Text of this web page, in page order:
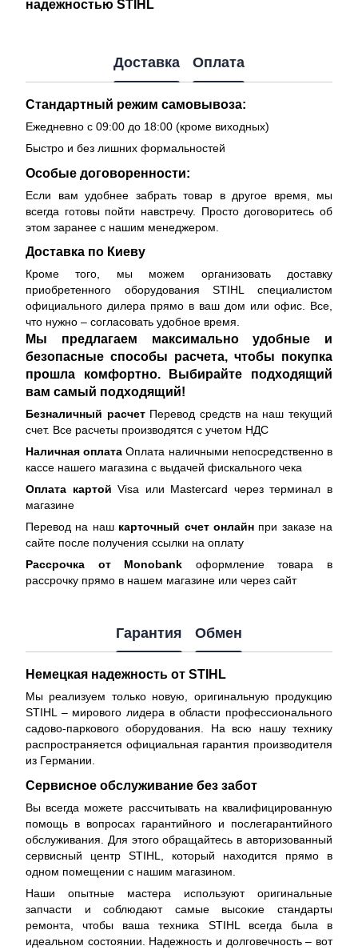
надежностью STIHL
Доставка Оплата
Стандартный режим самовывоза:
Ежедневно с 09:00 до 18:00 (кроме виходных)
Быстро и без лишних формальностей
Особые договоренности:
Если вам удобнее забрать товар в другое время, мы
всегда готовы пойти навстречу. Просто договоритесь об
этом заранее с нашим менеджером.
Доставка по Киеву
Кроме того, мы можем организовать доставку
приобретенного оборудования STIHL специалистом
официального дилера прямо в ваш дом или офис. Все,
что нужно – согласовать удобное время.
Мы предлагаем максимально удобные и
безопасные способы расчета, чтобы покупка
прошла комфортно. Выбирайте подходящий
вам самый подходящий!
Безналичный расчетПеревод средств на наш текущий
счет. Все расчеты производятся с учетом НДС
Наличная оплата Оплата наличными непосредственно в
кассе нашего магазина с выдачей фискального чека
Оплата картой Visa или Mastercard через терминал в
магазине
Перевод на наш карточный счет онлайнпри заказе на
сайте после получения ссылки на оплату
Рассрочка от Monobank оформление товара в
рассрочку прямо в нашем магазине или через сайт
Гарантия Обмен
Немецкая надежность от STIHL
Мы реализуем только новую, оригинальную продукцию
STIHL – мирового лидера в области профессионального
садово-паркового оборудования. На всю нашу технику
распространяется официальная гарантия производителя
из Германии.
Сервисное обслуживание без забот
Вы всегда можете рассчитывать на квалифицированную
помощь в вопросах гарантийного и послегарантийного
обслуживания. Для этого обращайтесь в авторизованный
сервисный центр STIHL, который находится прямо в
одном помещении с нашим магазином.
Наши опытные мастера используют оригинальные
запчасти и соблюдают самые высокие стандарты
ремонта, чтобы ваша техника STIHL всегда была в
идеальном состоянии. Надежность и долговечность – вот